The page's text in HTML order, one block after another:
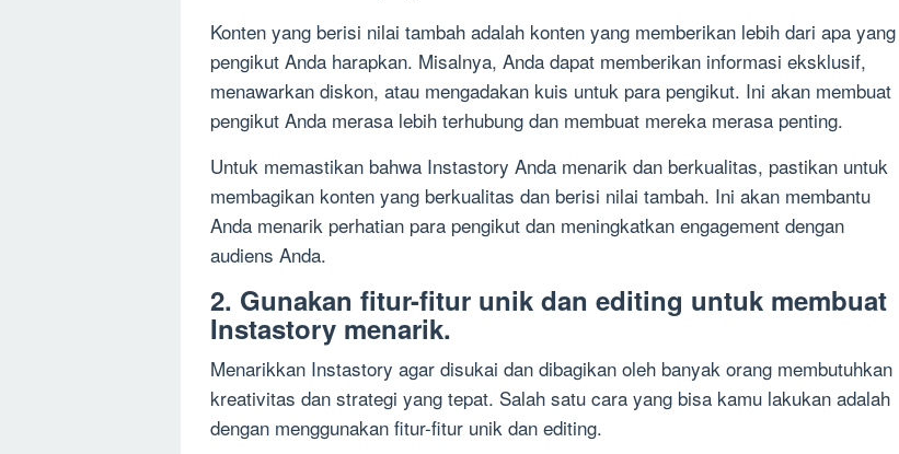
Konten yang berisi nilai tambah adalah konten yang memberikan lebih dari apa yang
pengikut Anda harapkan. Misalnya, Anda dapat memberikan informasi eksklusif,
menawarkan diskon, atau mengadakan kuis untuk para pengikut. Ini akan membuat
pengikut Anda merasa lebih terhubung dan membuat mereka merasa penting.
Untuk memastikan bahwa Instastory Anda menarik dan berkualitas, pastikan untuk
membagikan konten yang berkualitas dan berisi nilai tambah. Ini akan membantu
Anda menarik perhatian para pengikut dan meningkatkan engagement dengan
audiens Anda.
2. Gunakan fitur-fitur unik dan editing untuk membuat
Instastory menarik.
Menarikkan Instastory agar disukai dan dibagikan oleh banyak orang membutuhkan
kreativitas dan strategi yang tepat. Salah satu cara yang bisa kamu lakukan adalah
dengan menggunakan fitur-fitur unik dan editing.